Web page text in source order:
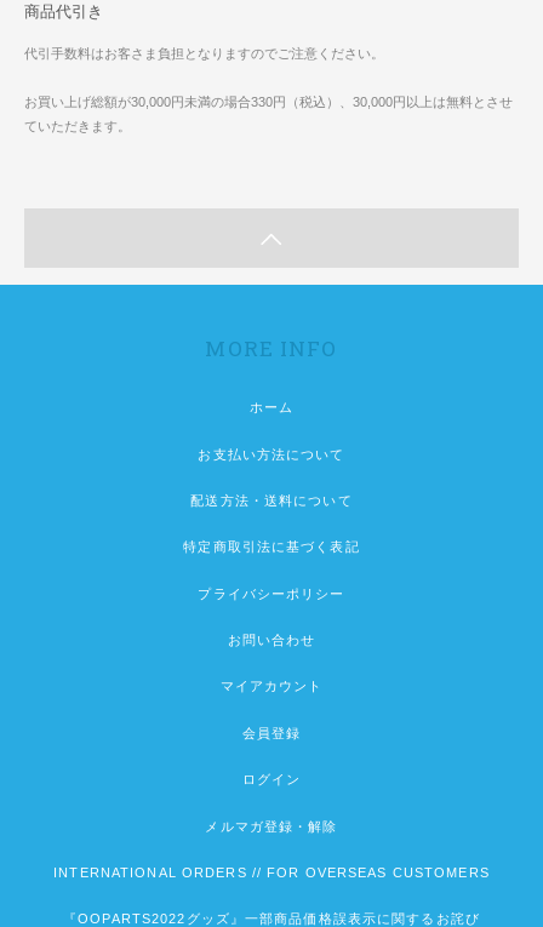
商品代引き
代引手数料はお客さま負担となりますのでご注意ください。
お買い上げ総額が30,000円未満の場合330円（税込）、30,000円以上は無料とさせ
ていただきます。
MORE INFO
ホーム
お支払い方法について
配送方法・送料について
特定商取引法に基づく表記
プライバシーポリシー
お問い合わせ
マイアカウント
会員登録
ログイン
メルマガ登録・解除
INTERNATIONAL ORDERS // FOR OVERSEAS CUSTOMERS
『OOPARTS2022グッズ』一部商品価格誤表示に関するお詫び